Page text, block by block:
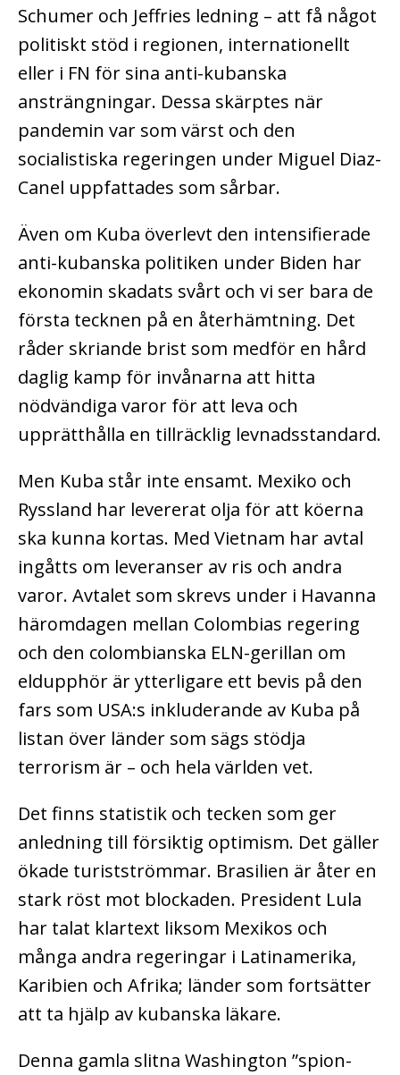
Schumer och Jeffries ledning – att få något
politiskt stöd i regionen, internationellt
eller i FN för sina anti-kubanska
ansträngningar. Dessa skärptes när
pandemin var som värst och den
socialistiska regeringen under Miguel Diaz-
Canel uppfattades som sårbar.
Även om Kuba överlevt den intensifierade
anti-kubanska politiken under Biden har
ekonomin skadats svårt och vi ser bara de
första tecknen på en återhämtning. Det
råder skriande brist som medför en hård
daglig kamp för invånarna att hitta
nödvändiga varor för att leva och
upprätthålla en tillräcklig levnadsstandard.
Men Kuba står inte ensamt. Mexiko och
Ryssland har levererat olja för att köerna
ska kunna kortas. Med Vietnam har avtal
ingåtts om leveranser av ris och andra
varor. Avtalet som skrevs under i Havanna
häromdagen mellan Colombias regering
och den colombianska ELN-gerillan om
eldupphör är ytterligare ett bevis på den
fars som USA:s inkluderande av Kuba på
listan över länder som sägs stödja
terrorism är – och hela världen vet.
Det finns statistik och tecken som ger
anledning till försiktig optimism. Det gäller
ökade turistströmmar. Brasilien är åter en
stark röst mot blockaden. President Lula
har talat klartext liksom Mexikos och
många andra regeringar i Latinamerika,
Karibien och Afrika; länder som fortsätter
att ta hjälp av kubanska läkare.
Denna gamla slitna Washington ”spion-